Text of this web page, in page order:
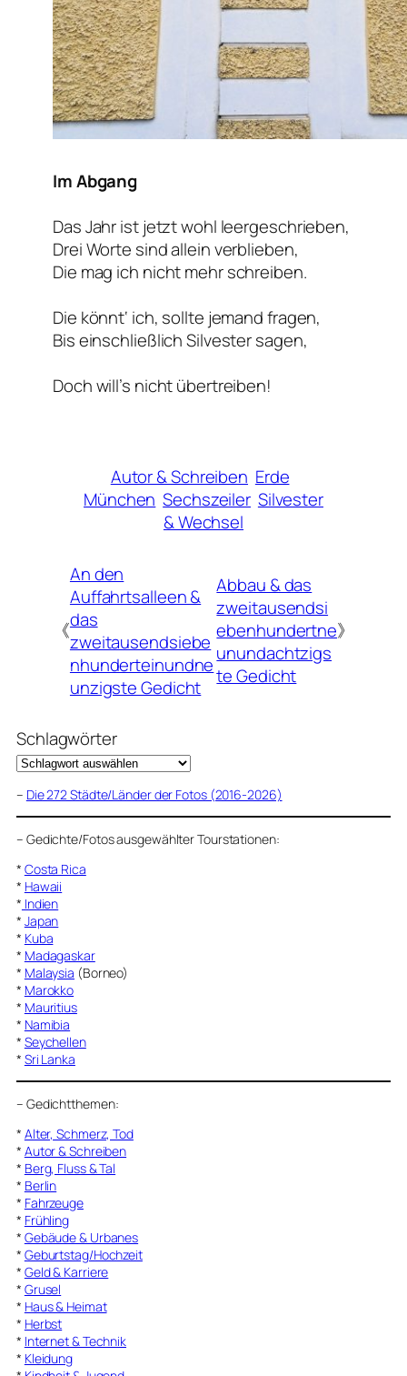
Im Abgang
Das Jahr ist jetzt wohl leergeschrieben,
Drei Worte sind allein verblieben,
Die mag ich nicht mehr schreiben.
Die könnt‘ ich, sollte jemand fragen,
Bis einschließlich Silvester sagen,
Doch will’s nicht übertreiben!
Autor & Schreiben Erde
München Sechszeiler Silvester
& Wechsel
《
An den
Auffahrtsalleen &
das
zweitausendsiebe
nhunderteinundne
unzigste Gedicht
Abbau & das
zweitausendsi
ebenhundertne
unundachtzigs
te Gedicht
》
Schlagwörter
– Die 272 Städte/Länder der Fotos (2016-2026)
– Gedichte/Fotos ausgewählter Tourstationen:
* Costa Rica
* Hawaii
* Indien
* Japan
* Kuba
* Madagaskar
* Malaysia (Borneo)
* Marokko
* Mauritius
* Namibia
* Seychellen
* Sri Lanka
– Gedichtthemen:
* Alter, Schmerz, Tod
* Autor & Schreiben
* Berg, Fluss & Tal
* Berlin
* Fahrzeuge
* Frühling
* Gebäude & Urbanes
* Geburtstag/Hochzeit
* Geld & Karriere
* Grusel
* Haus & Heimat
* Herbst
* Internet & Technik
* Kleidung